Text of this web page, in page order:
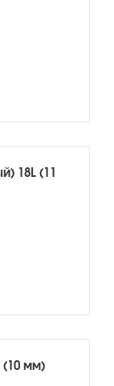
18L (11
(10 мм)